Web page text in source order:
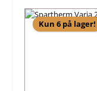
Kun 6 på lager!